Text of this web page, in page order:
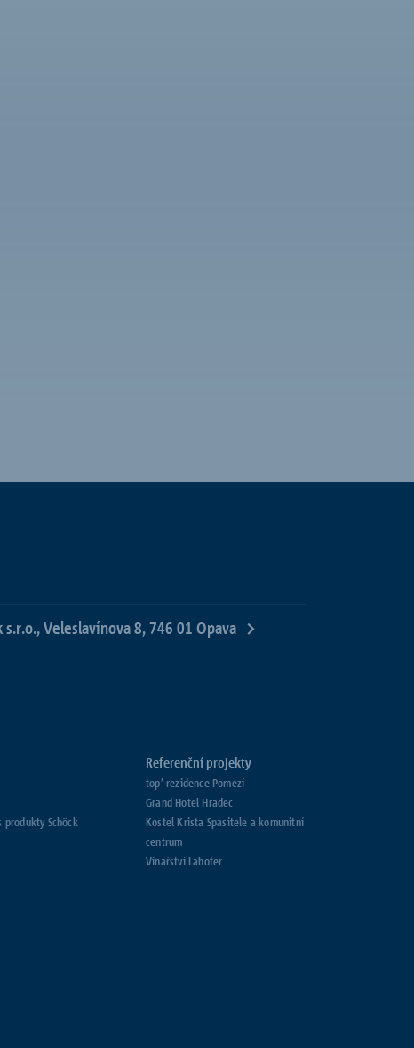
Veleslavínova 8, 746 01 Opava
produkty Schöck
Referenční projekty
top’ rezidence Pomezí
Grand Hotel Hradec
Kostel Krista Spasitele a komunitní
centrum
Vinařství Lahofer